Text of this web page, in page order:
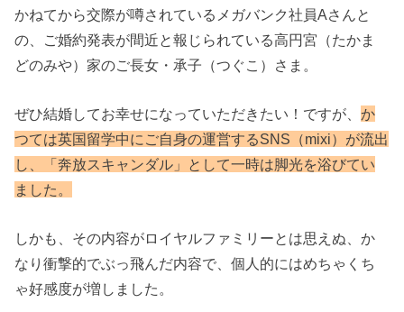
かねてから交際が噂されているメガバンク社員Aさんと
の、ご婚約発表が間近と報じられている高円宮（たかま
どのみや）家のご長女・承子（つぐこ）さま。
ぜひ結婚してお幸せになっていただきたい！ですが、か
つては英国留学中にご自身の運営するSNS（mixi）が流出
し、「奔放スキャンダル」として一時は脚光を浴びてい
ました。
しかも、その内容がロイヤルファミリーとは思えぬ、か
なり衝撃的でぶっ飛んだ内容で、個人的にはめちゃくち
ゃ好感度が増しました。